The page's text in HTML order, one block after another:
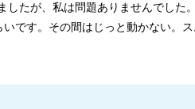
したが、私は問題ありませんでし
です。その間はじっと動かない。